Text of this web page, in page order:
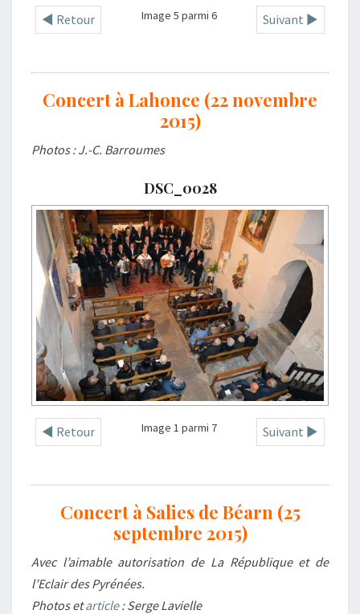
◄ Retour Suivant ►
Image 5 parmi 6
Concert à Lahonce (22 novembre
2015)
Photos : J.-C. Barroumes
DSC_0028
◄ Retour Suivant ►
Image 1 parmi 7
Concert à Salies de Béarn (25
septembre 2015)
Avec l’aimable autorisation de La République et de
l’Eclair des Pyrénées.
Photos etarticle: Serge Lavielle